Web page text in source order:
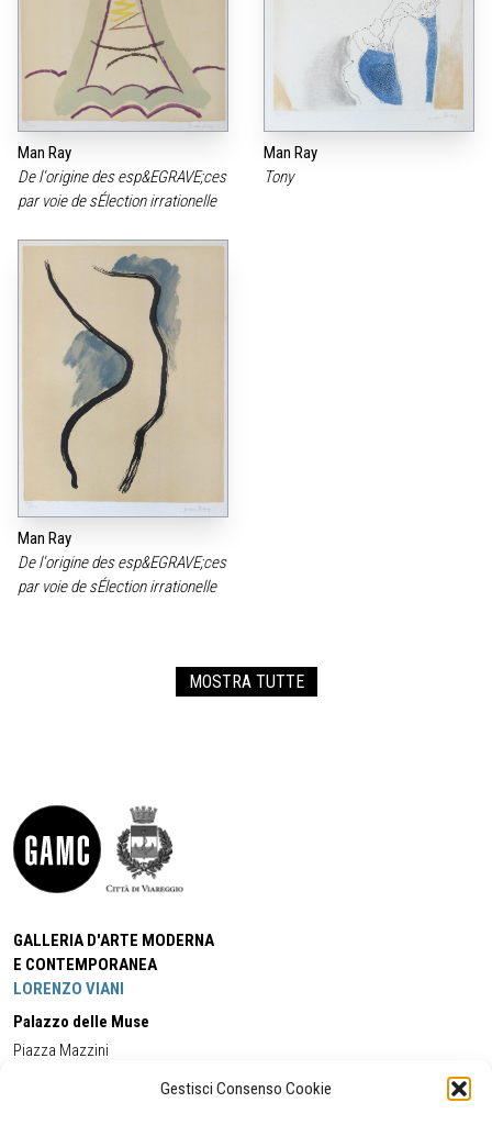
Gestisci Consenso Cookie
Man Ray
De l‘origine des esp&EGRAVE;ces
par voie de sÉlection irrationelle
Man Ray
Tony
Man Ray
De l‘origine des esp&EGRAVE;ces
par voie de sÉlection irrationelle
MOSTRA TUTTE
GALLERIA D'ARTE MODERNA
E CONTEMPORANEA
LORENZO VIANI
Palazzo delle Muse
Piazza Mazzini
Cell:+39 338 5714978 (orario apertura Galleria)